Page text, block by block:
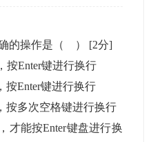
的操作是（ ） [2分]
按Enter键进行换行
按Enter键进行换行
按多次空格键进行换行
才能按Enter键盘进行换